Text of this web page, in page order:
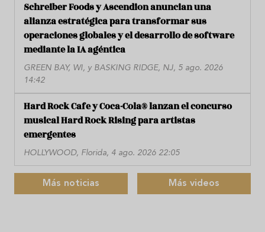
Schreiber Foods y Ascendion anuncian una
alianza estratégica para transformar sus
operaciones globales y el desarrollo de software
mediante la IA agéntica
GREEN BAY, WI, y BASKING RIDGE, NJ, 5 ago. 2026
14:42
Hard Rock Cafe y Coca-Cola® lanzan el concurso
musical Hard Rock Rising para artistas
emergentes
HOLLYWOOD, Florida, 4 ago. 2026 22:05
Más noticias Más videos